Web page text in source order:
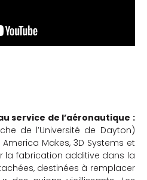
service de l’aéronautique :
de l’Université de Dayton)
Makes, 3D Systems et
la fabrication additive dans la
destinées à remplacer